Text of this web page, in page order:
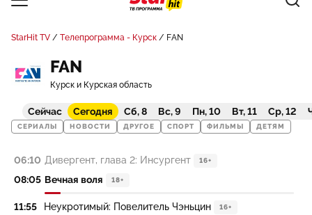
StarHit TV Телепрограмма - Курск FAN
FAN
Курск и Курская область
Сейчас Сегодня Сб, 8 Вс, 9 Пн, 10 Вт, 11 Ср, 12
СЕРИАЛЫ НОВОСТИ ДРУГОЕ СПОРТ ФИЛЬМЫ ДЕТЯМ
06:10 Дивергент, глава 2: Инсургент 16+
08:05 Вечная воля 18+
11:55 Неукротимый: Повелитель Чэньцин 16+